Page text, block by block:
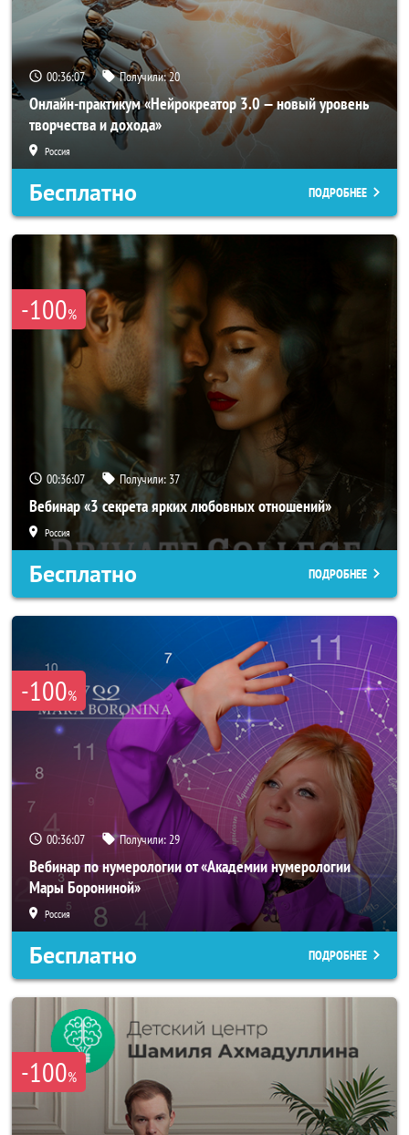
00:36:04 Получили:20
Онлайн-практикум «Нейрокреатор 3.0 — новый уровень
творчества и дохода»
Россия
Бесплатно ПОДРОБНЕЕ
-100%
00:36:04 Получили: 37
Вебинар «3 секрета ярких любовных отношений»
Россия
Бесплатно ПОДРОБНЕЕ
-100%
00:36:04 Получили:29
Вебинар по нумерологии от «Академии нумерологии
Мары Борониной»
Россия
Бесплатно ПОДРОБНЕЕ
-100%